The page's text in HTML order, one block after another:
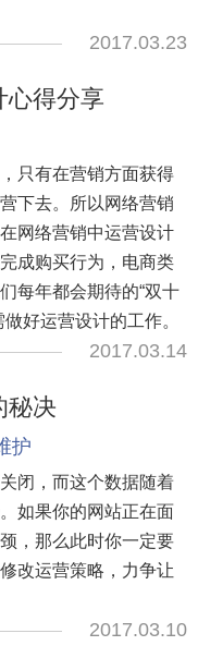
2017.03.23
心得分享
只有在营销方面获得
下去。所以网络营销
网络营销中运营设计
成购买行为，电商类
每年都会期待的“双十
好运营设计的工作。
2017.03.14
秘决
护
闭，而这个数据随着
如果你的网站正在面
，那么此时你一定要
改运营策略，力争让
2017.03.10